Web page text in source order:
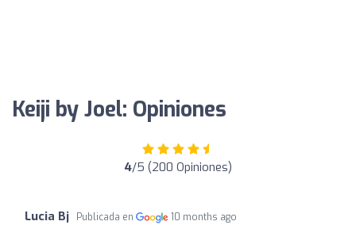
Keiji by Joel: Opiniones
4/5 (200 Opiniones)
Lucia Bj Publicada en 10 months ago